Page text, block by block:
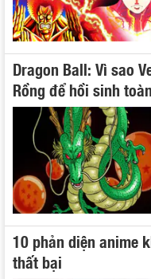
Dragon Ball: Vì sao
Rồng để hồi sinh
10 phản diện anime
thất bại